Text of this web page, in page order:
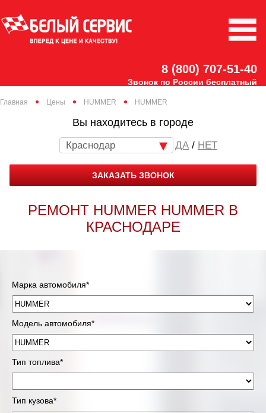
8 (800) 707-51-40
Звонок по России бесплатный
Главная Цены HUMMER HUMMER
Вы находитесь в городе
Краснодар / НЕТ
ЗАКАЗАТЬ ЗВОНОК
РЕМОНТ HUMMER HUMMER В
КРАСНОДАРЕ
Марка автомобиля*
Модель автомобиля*
Тип топлива*
Тип кузова*